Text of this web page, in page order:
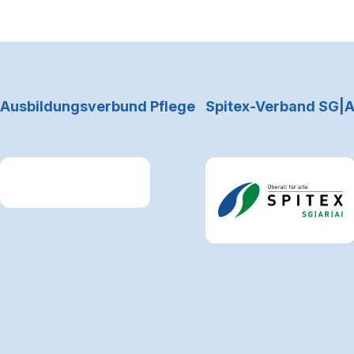
Ausbildungsverbund Pflege Spitex-Verband